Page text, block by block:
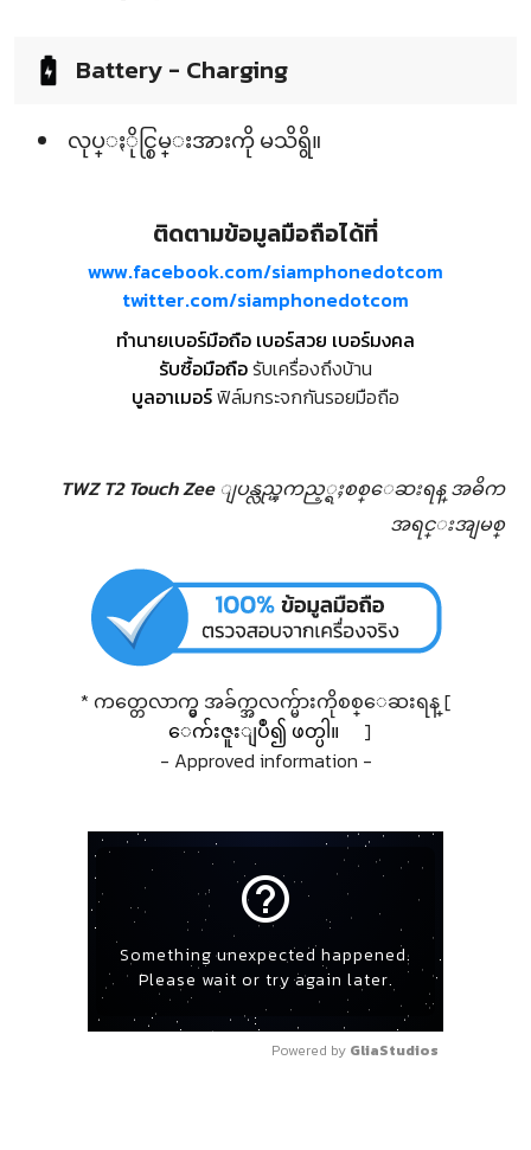
Battery - Charging
လုပ္ႏိုင္စြမ္းအားကို မသိရွိ။
ติดตามข้อมูลมือถือได้ที่
www.facebook.com/siamphonedotcom
twitter.com/siamphonedotcom
ทำนายเบอร์มือถือ เบอร์สวย เบอร์มงคล
รับซื้อมือถือรับเครื่องถึงบ้าน
บูลอาเมอร์ฟิล์มกระจกกันรอยมือถือ
TWZ T2 Touch Zee ျပန္လည္ၾကည့္ရႈစစ္ေဆးရန္ အဓိက
အရင္းအျမစ္
* ကတ္တေလာက္မွ အခ်က္အလက္မ်ားကိုစစ္ေဆးရန္ [
ေက်းဇူးျပဳ၍ ဖတ္ပါ။
]
- Approved information -
help_outline
Something unexpected happened.
Please wait or try again later.
Powered by GliaStudios